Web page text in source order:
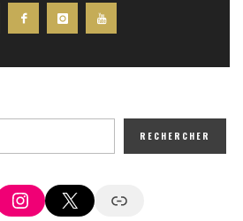
RECHERCHER
Instagram
X Google News